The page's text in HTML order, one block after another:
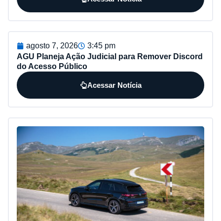
agosto 7, 2026
3:45 pm
AGU Planeja Ação Judicial para Remover Discord
do Acesso Público
Acessar Notícia